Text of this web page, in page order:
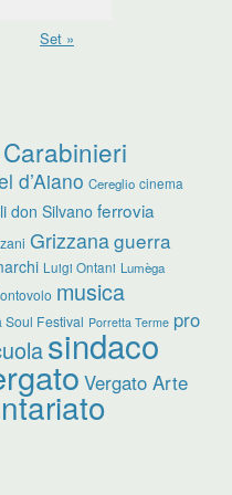
Set »
Carabinieri
d’Aiano Cereglio cinema
don Silvano ferrovia
Grizzanaguerra
Luigi Ontani Lumèga
musica
Soul Festival Porretta Terme pro
sindaco
Vergato Arte